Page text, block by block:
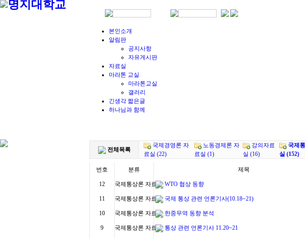
본인소개
알림판
공지사항
자유게시판
자료실
마라톤 교실
마라톤교실
갤러리
긴생각 짧은글
하나님과 함께
전체목록
국제경영론 자
료실 (22)
노동경제론 자
료실 (1)
강의자료
실 (16)
국제
실 (152)
번호 분류 제목
12 국제통상론 자료실 WTO 협상 동향
11 국제통상론 자료실 국제 통상 관련 언론기사(10.18~21)
10 국제통상론 자료실 한중무역 동향 분석
9 국제통상론 자료실 통상 관련 언론기사 11.20~21